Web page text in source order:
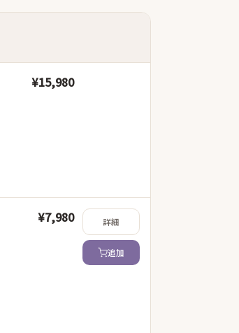
¥15,980
¥7,980 詳細
追加